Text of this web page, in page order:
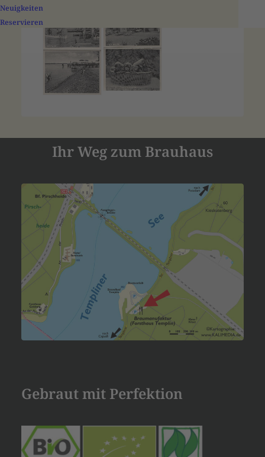
Neuigkeiten
Reservieren
Ihr Weg zum Brauhaus
Gebraut mit Perfektion